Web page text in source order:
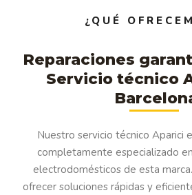
¿QUÉ
Reparaciones
Servicio técnico
Nuestro servicio técnico Aparici
completamente especializado
electrodomésticos de esta
ofrecer soluciones rápidas y